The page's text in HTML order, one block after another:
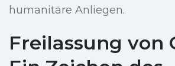
humanitäre Anliegen.
Freilassung von